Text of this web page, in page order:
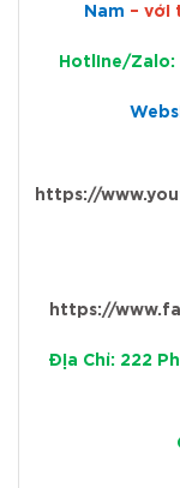
Nam – với
Hotline/Zalo:
https://
https://
Địa Chỉ: 222